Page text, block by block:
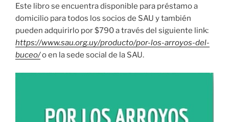
Este libro se encuentra disponible para préstamo a
domicilio para todos los socios de SAU y también
pueden adquirirlo por $790 a través del siguiente link:
https://www.sau.org.uy/producto/por-los-arroyos-del-
buceo/o en la sede social de la SAU.